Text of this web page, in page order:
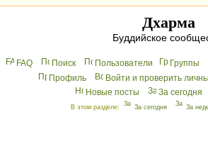
Дхарма
Буддийское
FAQ Поиск Пользователи Группы
Профиль
Войти и проверить
Новые посты
За сегодня
В этом разделе: За сегодня За